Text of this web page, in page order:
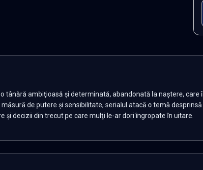
tânără ambiţioasă şi determinată, abandonată la naştere,
de putere şi sensibilitate, serialul atacă o temă
decizii din trecut pe care mulţi le-ar dori îngropate în uitare.